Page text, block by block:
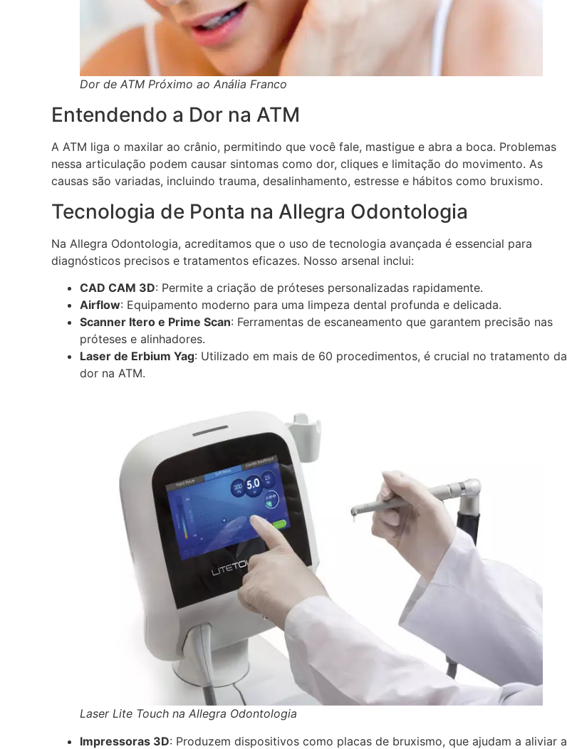
Dor de ATM Próximo ao Anália Franco
Entendendo a Dor na ATM
A ATM liga o maxilar ao crânio, permitindo que você fale, mastigue e abra a boca. Problemas
nessa articulação podem causar sintomas como dor, cliques e limitação do movimento. As
causas são variadas, incluindo trauma, desalinhamento, estresse e hábitos como bruxismo.
Tecnologia de Ponta na Allegra Odontologia
Na Allegra Odontologia, acreditamos que o uso de tecnologia avançada é essencial para
diagnósticos precisos e tratamentos eficazes. Nosso arsenal inclui:
CAD CAM 3D: Permite a criação de próteses personalizadas rapidamente.
Airflow: Equipamento moderno para uma limpeza dental profunda e delicada.
Scanner Itero e Prime Scan: Ferramentas de escaneamento que garantem precisão nas
próteses e alinhadores.
Laser de Erbium Yag: Utilizado em mais de 60 procedimentos, é crucial no tratamento da
dor na ATM.
Laser Lite Touch na Allegra Odontologia
Impressoras 3D: Produzem dispositivos como placas de bruxismo, que ajudam a aliviar a